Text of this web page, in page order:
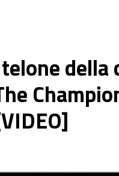
della